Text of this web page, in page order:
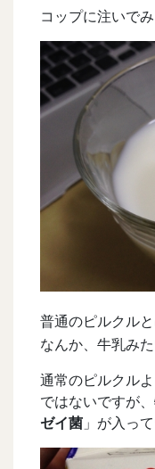
コップに注いでみ
普通のピルクルと
なんか、牛乳みた
通常のピルクル
ではないですが
ゼイ菌 」が入っ